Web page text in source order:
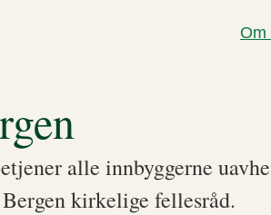
Om
alle innbyggerne
kirkelige fellesråd.